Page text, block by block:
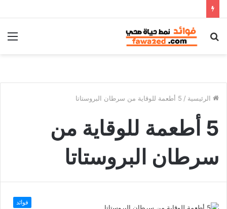
بحث
الرئيسية / 5 أطعمة للوقاية من سرطان البروستاتا
5 أطعمة للوقاية من
سرطان البروستاتا
فوائد